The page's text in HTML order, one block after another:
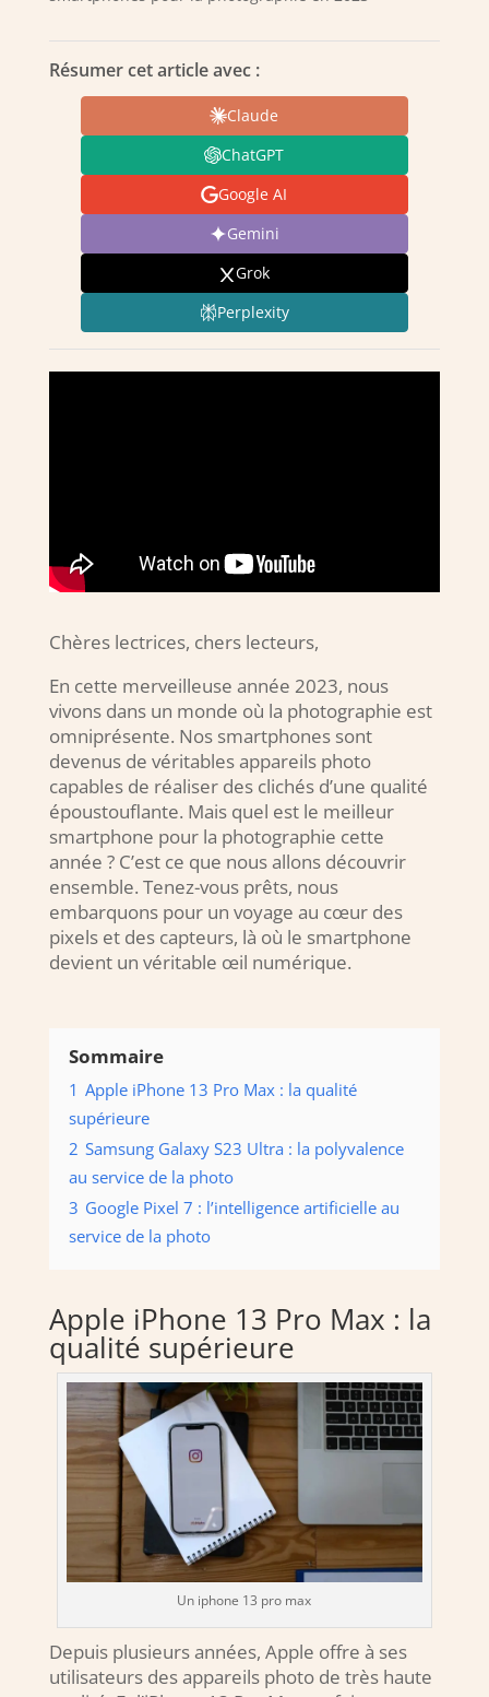
Résumer cet article avec :
Claude
ChatGPT
Google AI
Gemini
Grok
Perplexity
Chères lectrices, chers lecteurs,
En cette merveilleuse année 2023, nous
vivons dans un monde où la photographie est
omniprésente. Nos smartphones sont
devenus de véritables appareils photo
capables de réaliser des clichés d’une qualité
époustouflante. Mais quel est le meilleur
smartphone pour la photographie cette
année ? C’est ce que nous allons découvrir
ensemble. Tenez-vous prêts, nous
embarquons pour un voyage au cœur des
pixels et des capteurs, là où le smartphone
devient un véritable œil numérique.
Sommaire
1 Apple iPhone 13 Pro Max : la qualité
supérieure
2 Samsung Galaxy S23 Ultra : la polyvalence
au service de la photo
3 Google Pixel 7 : l’intelligence artificielle au
service de la photo
Apple iPhone 13 Pro Max : la
qualité supérieure
Un iphone 13 pro max
Depuis plusieurs années, Apple offre à ses
utilisateurs des appareils photo de très haute